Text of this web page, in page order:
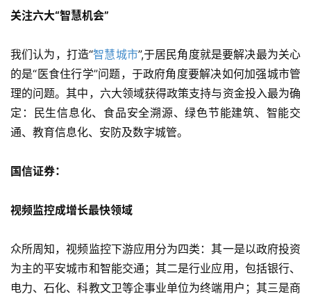
关注六大“智慧机会”
我们认为，打造“智慧城市”,于居民角度就是要解决最为关心
的是“医食住行学”问题，于政府角度要解决如何加强城市管
理的问题。其中，六大领域获得政策支持与资金投入最为确
定：民生信息化、食品安全溯源、绿色节能建筑、智能交
通、教育信息化、安防及数字城管。
国信证券：
视频监控成增长最快领域
众所周知，视频监控下游应用分为四类：其一是以政府投资
为主的平安城市和智能交通；其二是行业应用，包括银行、
电力、石化、科教文卫等企事业单位为终端用户；其三是商